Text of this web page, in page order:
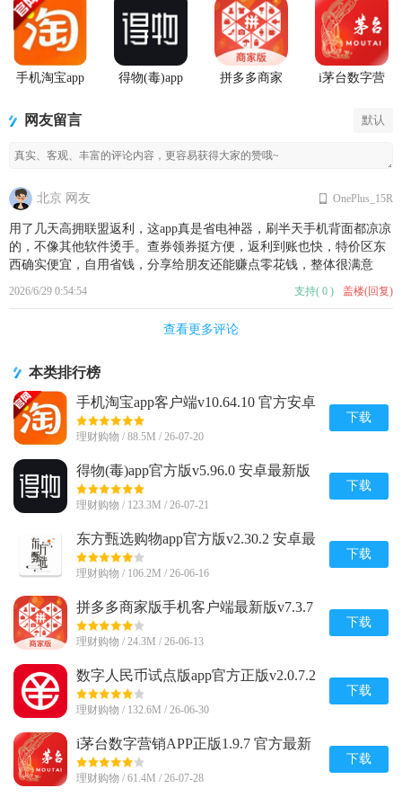
手机淘宝app
得物(毒)app
拼多多商家
i茅台数字营
网友留言 默认
北京 网友
2026/6/29 0:54:54
用了几天高拥联盟返利，这app真是省电神器，刷半天手机背面都凉凉
的，不像其他软件烫手。查券领券挺方便，返利到账也快，特价区东
西确实便宜，自用省钱，分享给朋友还能赚点零花钱，整体很满意
OnePlus_15R
支持( 0 ) 盖楼(回复)
查看更多评论
本类排行榜
手机淘宝app客户端v10.64.10 官方安卓
版
理财购物 / 88.5M / 26-07-20
下载
得物(毒)app官方版v5.96.0 安卓最新版
理财购物 / 123.3M / 26-07-21
下载
东方甄选购物app官方版v2.30.2 安卓最
新版
理财购物 / 106.2M / 26-06-16
下载
拼多多商家版手机客户端最新版v7.3.7
安卓版
理财购物 / 24.3M / 26-06-13
下载
数字人民币试点版app官方正版v2.0.7.2
安卓版
理财购物 / 132.6M / 26-06-30
下载
i茅台数字营销APP正版1.9.7 官方最新
版
理财购物 / 61.4M / 26-07-28
下载